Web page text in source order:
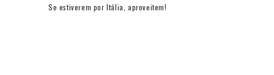
Se estiverem por Itália, aproveitem!